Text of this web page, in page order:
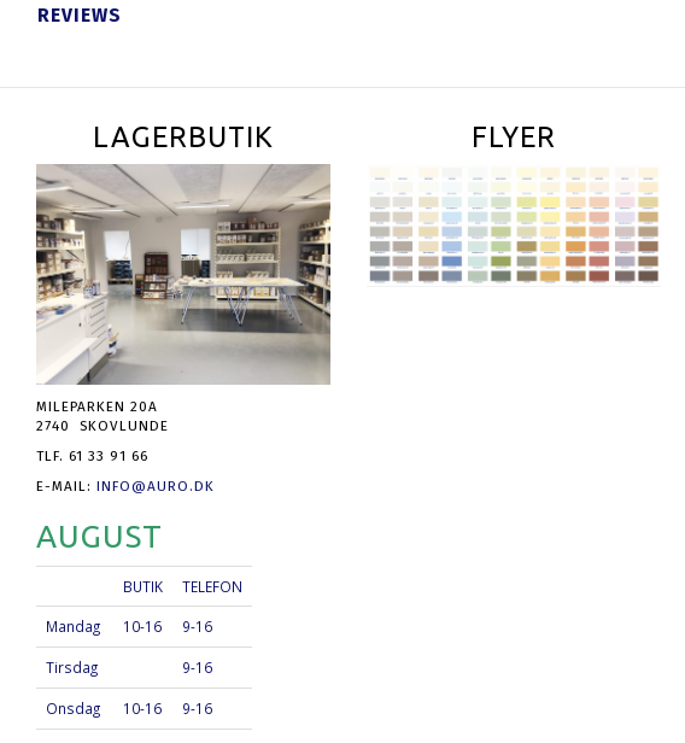
REVIEWS
LAGERBUTIK
MILEPARKEN 20A
2740 SKOVLUNDE
TLF. 61 33 91 66
E-MAIL: INFO@AURO.DK
AUGUST
BUTIK TELEFON
Mandag 10-16 9-16
Tirsdag 9-16
Onsdag 10-16 9-16
FLYER